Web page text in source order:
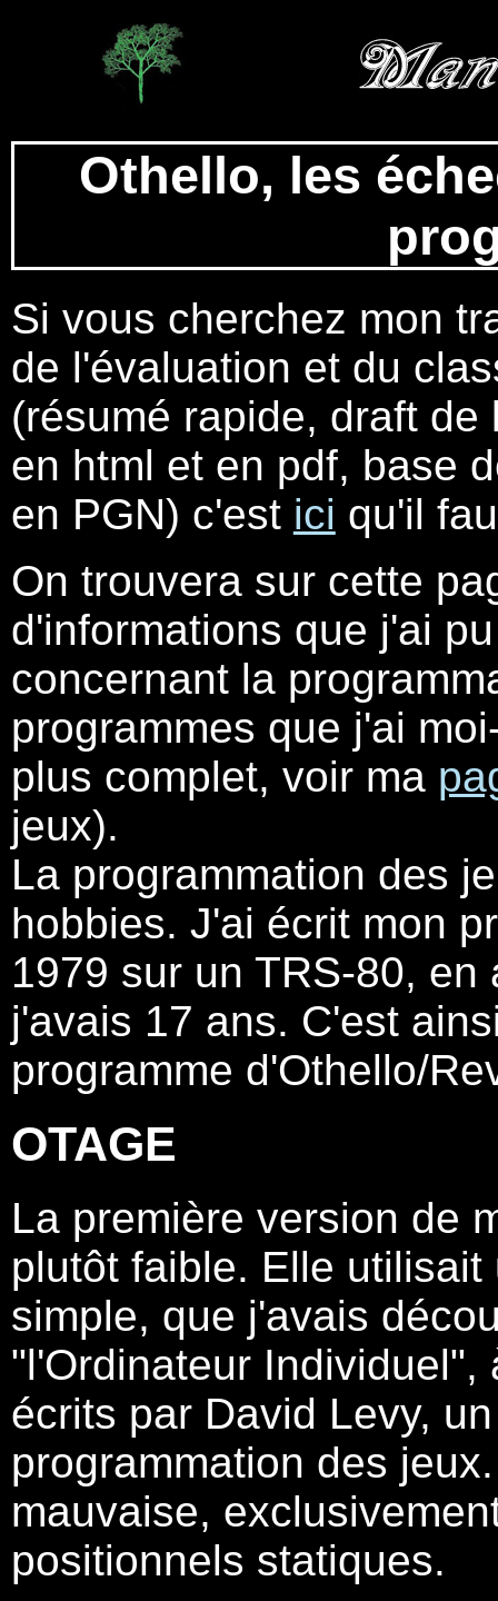
Othello, les
Si vous cherchez mon
de l'évaluation et du
(résumé rapide, draft
en html et en pdf, base
en PGN) c'est ici qu'il
On trouvera sur cette
d'informations que j'ai
concernant la
programmes que j'ai
plus complet, voir ma
jeux).
La programmation des
hobbies. J'ai écrit mon
1979 sur un TRS-80,
j'avais 17 ans. C'est
programme d'Othello/
OTAGE
La première version de
plutôt faible. Elle
simple, que j'avais
"l'Ordinateur
écrits par David Levy,
programmation des
mauvaise,
positionnels statiques.